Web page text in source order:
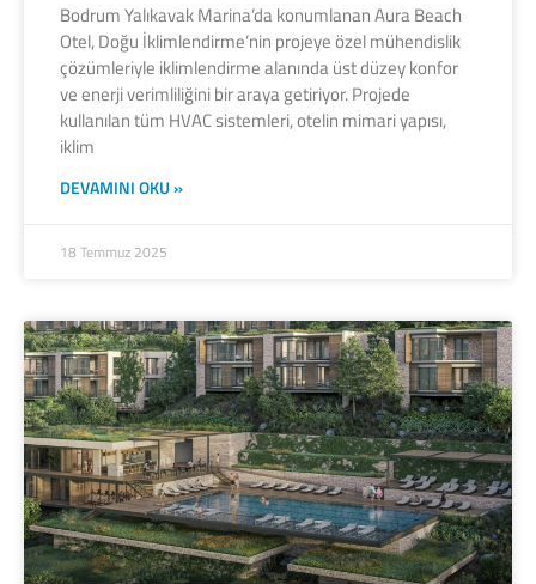
Bodrum Yalıkavak Marina’da konumlanan Aura Beach
Otel, Doğu İklimlendirme’nin projeye özel mühendislik
çözümleriyle iklimlendirme alanında üst düzey konfor
ve enerji verimliliğini bir araya getiriyor. Projede
kullanılan tüm HVAC sistemleri, otelin mimari yapısı,
iklim
DEVAMINI OKU »
18 Temmuz 2025